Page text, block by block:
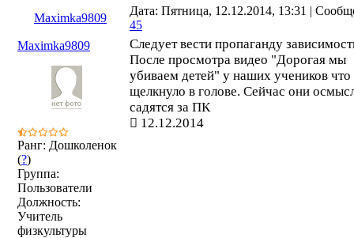
Maximka9809
Дата: Пятница, 12.12.2014, 13:31 |
45
Maximka9809
Ранг: Дошколенок
(?)
Группа:
Пользователи
Должность:
Учитель
физкультуры
Следует вести пропаганду
После просмотра видео "Дорогая мы
убиваем детей" у наших учеников что
щелкнуло в голове. Сейчас они
садятся за ПК
12.12.2014